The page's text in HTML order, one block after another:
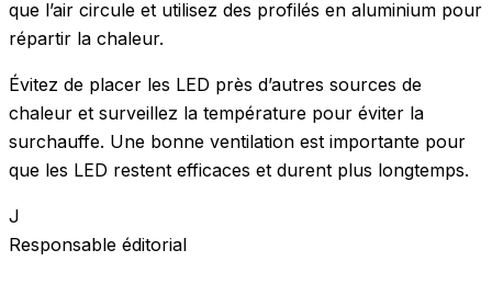
que l’air circule et utilisez des profilés en aluminium pour
répartir la chaleur.
Évitez de placer les LED près d’autres sources de
chaleur et surveillez la température pour éviter la
surchauffe. Une bonne ventilation est importante pour
que les LED restent efficaces et durent plus longtemps.
J
Responsable éditorial